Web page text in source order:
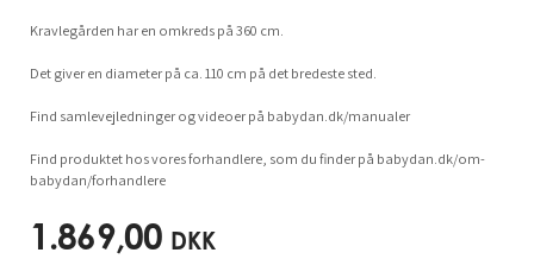
Kravlegården har en omkreds på 360 cm.
Det giver en diameter på ca. 110 cm på det bredeste sted.
Find samlevejledninger og videoer på babydan.dk/manualer
Find produktet hos vores forhandlere, som du finder på babydan.dk/om-
babydan/forhandlere
1.869,00 DKK